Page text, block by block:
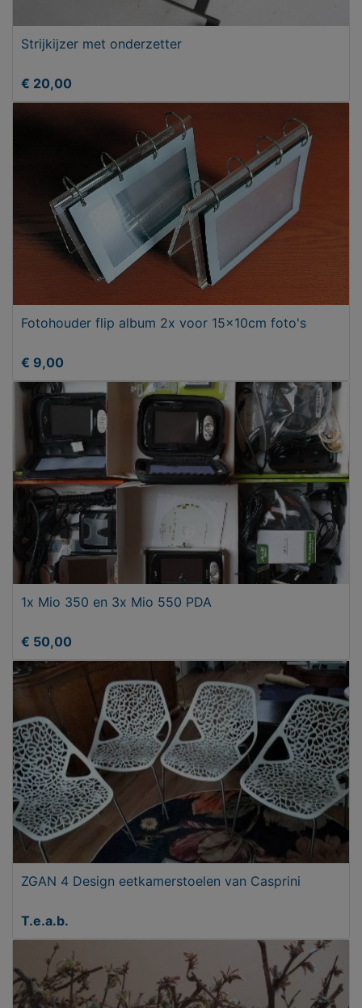
Strijkijzer met onderzetter
€ 20,00
Fotohouder flip album 2x voor 15x10cm foto's
€ 9,00
1x Mio 350 en 3x Mio 550 PDA
€ 50,00
ZGAN 4 Design eetkamerstoelen van Casprini
T.e.a.b.